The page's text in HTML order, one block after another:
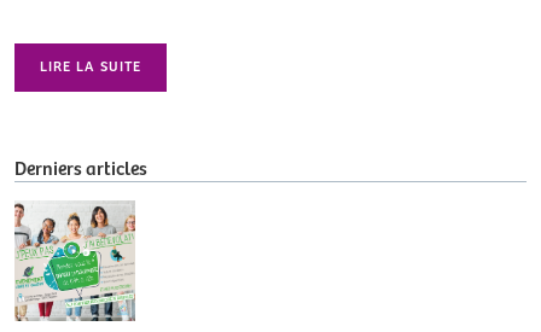
LIRE LA SUITE
Derniers articles